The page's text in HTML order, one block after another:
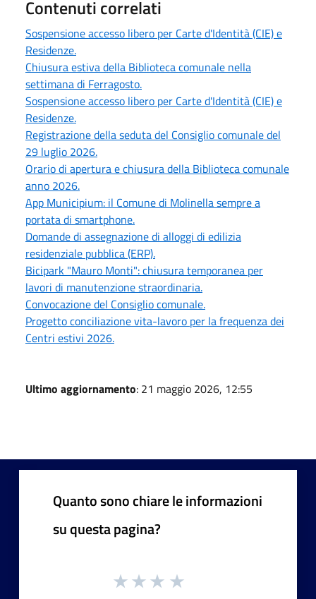
Contenuti correlati
Sospensione accesso libero per Carte d'Identità (CIE) e
Residenze.
Chiusura estiva della Biblioteca comunale nella
settimana di Ferragosto.
Sospensione accesso libero per Carte d'Identità (CIE) e
Residenze.
Registrazione della seduta del Consiglio comunale del
29 luglio 2026.
Orario di apertura e chiusura della Biblioteca comunale
anno 2026.
App Municipium: il Comune di Molinella sempre a
portata di smartphone.
Domande di assegnazione di alloggi di edilizia
residenziale pubblica (ERP).
Bicipark "Mauro Monti": chiusura temporanea per
lavori di manutenzione straordinaria.
Convocazione del Consiglio comunale.
Progetto conciliazione vita-lavoro per la frequenza dei
Centri estivi 2026.
Ultimo aggiornamento: 21 maggio 2026, 12:55
Quanto sono chiare le informazioni
su questa pagina?